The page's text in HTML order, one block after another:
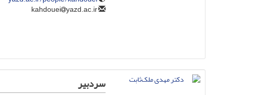
yazd.ac.ir
سردبیر